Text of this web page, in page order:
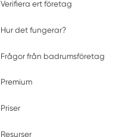
Verifiera ert företag
Hur det fungerar?
Frågor från badrumsföretag
Premium
Priser
Resurser